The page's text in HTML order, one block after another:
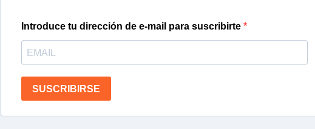
Introduce tu dirección de e-mail para suscribirte
SUSCRIBIRSE